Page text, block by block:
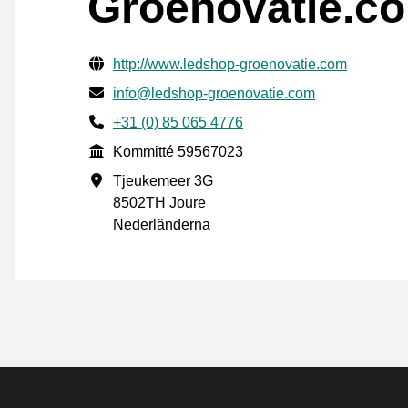
Verifierade kontaktuppgifter
Website URL
http://www.ledshop-groenovatie.com
E-post
info@ledshop-groenovatie.com
Phone number
+31 (0) 85 065 4776
Kommitté
Kommitté 59567023
Företagsadress
Tjeukemeer 3G
8502TH Joure
Nederländerna